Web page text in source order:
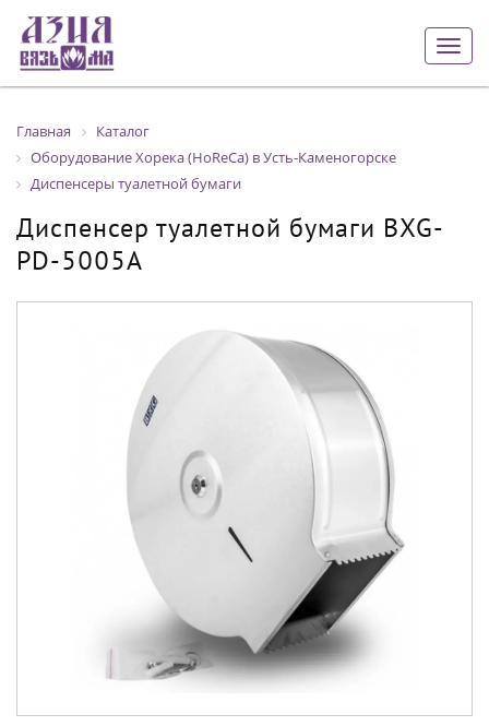
Главная
Каталог
Оборудование Хорека (HoReCa) в Усть-Каменогорске
Диспенсеры туалетной бумаги
Диспенсер туалетной бумаги BXG-
PD-5005A